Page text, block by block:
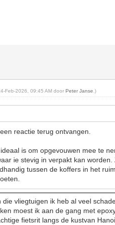
Feb-2026, 09:45 AM doorPeter Janse .)
reactie terug ontvangen.
is om opgevouwen mee te
ie stevig in verpakt kan
tussen de koffers in het
vliegtuigen ik heb al veel
moest ik aan de gang met
fietsrit langs de kustvan